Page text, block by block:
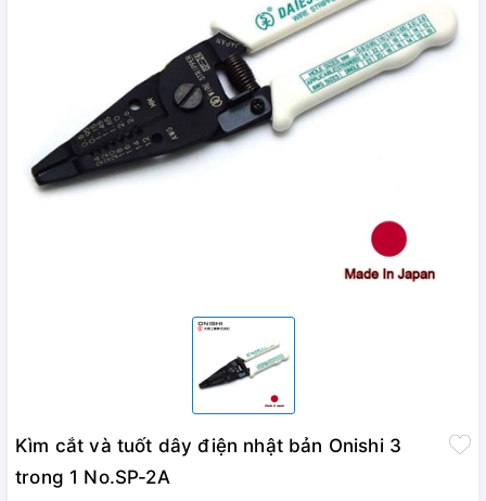
Kìm cắt và tuốt dây điện nhật bản Onishi 3
trong 1 No.SP-2A